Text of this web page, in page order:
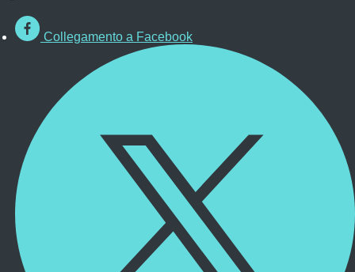
Collegamento a Facebook